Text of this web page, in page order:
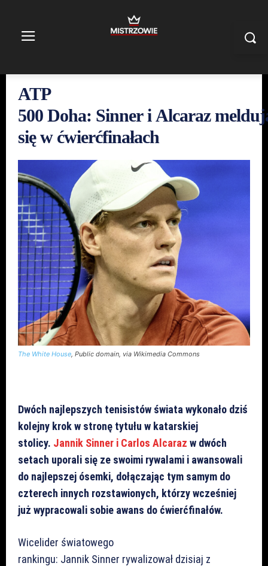
ATP
500 Doha: Sinner i Alcaraz
się w ćwierćfinałach
The White House , Public domain, via Wikimedia Commons
Dwóch najlepszych tenisistów świata wykonało dziś
kolejny krok w stronę tytułu w katarskiej
stolicy. Jannik Sinner i Carlos Alcaraz w dwóch
setach uporali się ze swoimi rywalami i awansowali
do najlepszej ósemki, dołączając tym samym do
czterech innych rozstawionych, którzy wcześniej
już wypracowali sobie awans do ćwierćfinałów.
Wicelider światowego
rankingu: Jannik Sinner rywalizował dzisiaj z